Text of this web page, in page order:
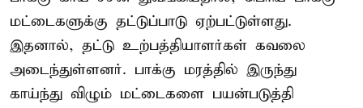
மட்டைகளுக்கு தட்டுப்பாடு ஏற்பட்டுள்ளது.
இதனால், தட்டு உற்பத்தியாளர்கள் கவலை
அடைந்துள்ளனர். பாக்கு மரத்தில் இருந்து
காய்ந்து விழும் மட்டைகளை பயன்படுத்தி